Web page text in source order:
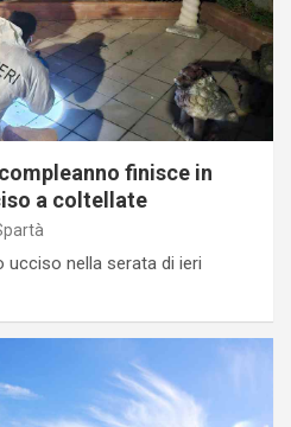
finisce in
a coltellate
ucciso nella serata di ieri